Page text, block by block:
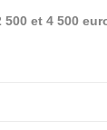
500 et 4 500